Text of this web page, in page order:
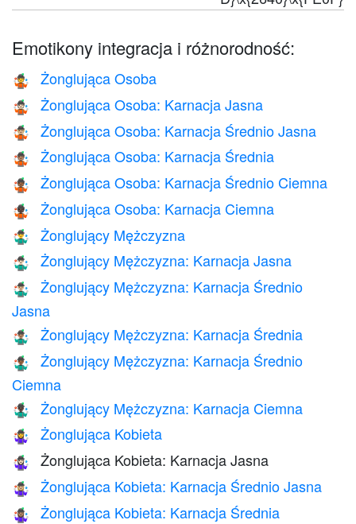
Emotikony integracja i różnorodność:
🤹 Żonglująca Osoba
🤹🏻 Żonglująca Osoba: Karnacja Jasna
🤹🏼 Żonglująca Osoba: Karnacja Średnio Jasna
🤹🏽 Żonglująca Osoba: Karnacja Średnia
🤹🏾 Żonglująca Osoba: Karnacja Średnio Ciemna
🤹🏿 Żonglująca Osoba: Karnacja Ciemna
🤹‍♂️ Żonglujący Mężczyzna
🤹🏻‍♂️ Żonglujący Mężczyzna: Karnacja Jasna
🤹🏼‍♂️
Żonglujący Mężczyzna: Karnacja Średnio
Jasna
🤹🏽‍♂️ Żonglujący Mężczyzna: Karnacja Średnia
🤹🏾‍♂️
Żonglujący Mężczyzna: Karnacja Średnio
Ciemna
🤹🏿‍♂️ Żonglujący Mężczyzna: Karnacja Ciemna
🤹‍♀️ Żonglująca Kobieta
🤹🏻‍♀️ Żonglująca Kobieta: Karnacja Jasna
🤹🏼‍♀️ Żonglująca Kobieta: Karnacja Średnio Jasna
🤹🏽‍♀️ Żonglująca Kobieta: Karnacja Średnia